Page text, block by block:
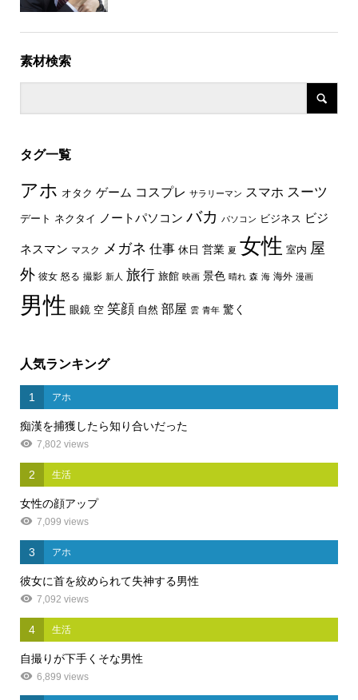
素材検索
タグ一覧
アホ オタク ゲーム コスプレ サラリーマン スマホ スーツ
デート ネクタイ ノートパソコン バカ パソコン ビジネス ビジ
ネスマン マスク メガネ 仕事 休日 営業 夏 女性 室内 屋
外 彼女 怒る 撮影 新人 旅行 旅館 映画 景色 晴れ 森 海 海外 漫画
男性 眼鏡 空 笑顔 自然 部屋 雲 青年 驚く
人気ランキング
1 アホ
痴漢を捕獲したら知り合いだった
7,802 views
2 生活
女性の顔アップ
7,099 views
3 アホ
彼女に首を絞められて失神する男性
7,092 views
4 生活
自撮りが下手くそな男性
6,899 views